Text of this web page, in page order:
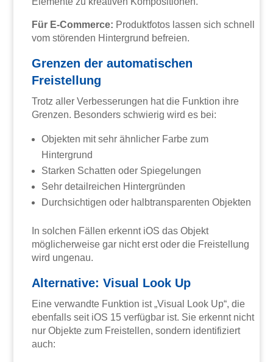
Für E-Commerce: Produktfotos lassen sich schnell
vom störenden Hintergrund befreien.
Grenzen der automatischen
Freistellung
Trotz aller Verbesserungen hat die Funktion ihre
Grenzen. Besonders schwierig wird es bei:
Objekten mit sehr ähnlicher Farbe zum
Hintergrund
Starken Schatten oder Spiegelungen
Sehr detailreichen Hintergründen
Durchsichtigen oder halbtransparenten Objekten
In solchen Fällen erkennt iOS das Objekt
möglicherweise gar nicht erst oder die Freistellung
wird ungenau.
Alternative: Visual Look Up
Eine verwandte Funktion ist „Visual Look Up“, die
ebenfalls seit iOS 15 verfügbar ist. Sie erkennt nicht
nur Objekte zum Freistellen, sondern identifiziert
auch: